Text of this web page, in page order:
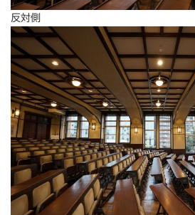
反対側